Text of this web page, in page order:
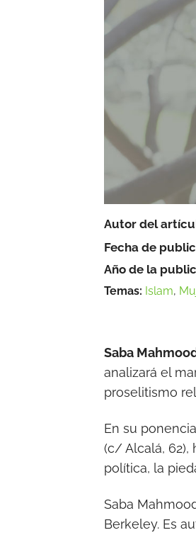
Autor del
Fecha de
Año de la
Temas: Islam,
Saba
analizará el
proselitismo
En su
(c/ Alcalá, 62),
política, la
Saba
Berkeley. Es